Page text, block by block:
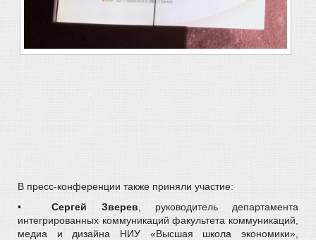
В пресс-конференции также приняли участие:
•
Сергей Зверев , руководитель департамента
интегрированных коммуникаций факультета коммуникаций,
медиа и дизайна НИУ «Высшая школа экономики»,